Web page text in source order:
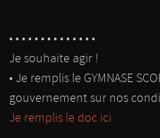
• • • • • • • • • • • • • •
Je souhaite agir !
• Je remplis le GYMNASE
gouvernement sur nos
Je remplis le doc ici